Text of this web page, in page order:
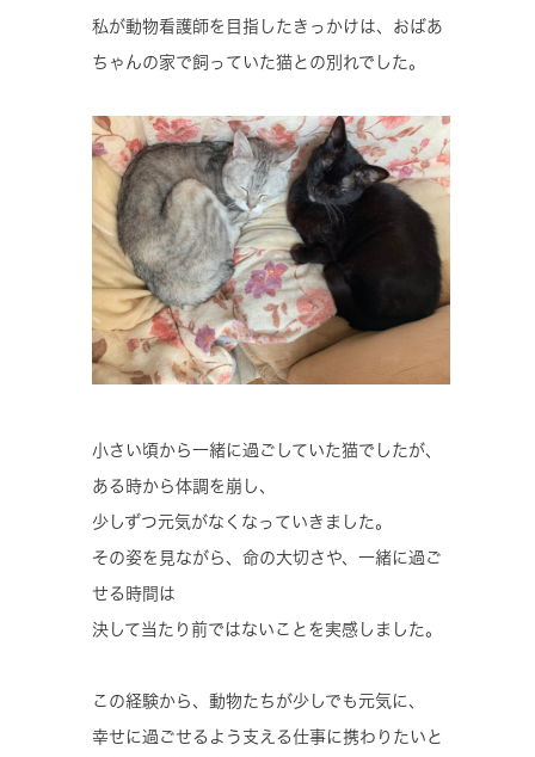
私が動物看護師を目指したきっかけは、おばあ
ちゃんの家で飼っていた猫との別れでした。
小さい頃から一緒に過ごしていた猫でしたが、
ある時から体調を崩し、
少しずつ元気がなくなっていきました。
その姿を見ながら、命の大切さや、一緒に過ご
せる時間は
決して当たり前ではないことを実感しました。
この経験から、動物たちが少しでも元気に、
幸せに過ごせるよう支える仕事に携わりたいと